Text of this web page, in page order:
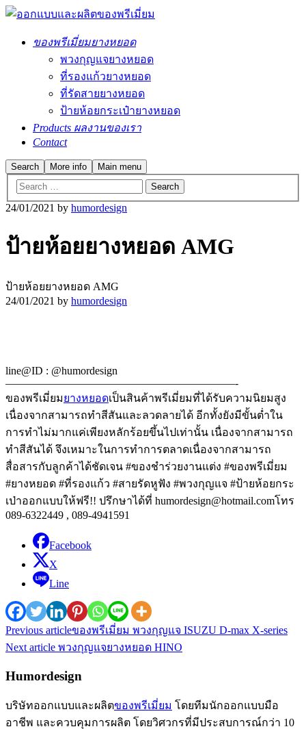
ของพรีเมี่ยมยางหยอด
พวงกุญแจยางหยอด
ที่รองแก้วยางหยอด
ที่รัดสายยางหยอด
ป้ายห้อยกระเป๋ายางหยอด
Products ผลงานของเรา
Contact
Search More info Main menu
24/01/2021 by humordesign
ป้ายห้อยยางหยอด AMG
ป้ายห้อยยางหยอด AMG
24/01/2021 by humordesign
line@ID : @humordesign
—————————————————————-
ของพรีเมี่ยมยางหยอดเป็นสินค้าพรีเมี่ยมที่ได้รับความนิยมสูง
เนื่องจากสามารถทำสีสันและลวดลายได้ อีกทั้งยังมีขั้นต่ำใน
การทำไม่มากแค่เพียงหลักร้อยขึ้นไปเท่านั้น เนื่องจากสามารถ
ทำสีสันได้ จึงเหมาะในการทำการตลาดเนื่องจากสามารถ
สื่อสารกับลูกค้าได้ชัดเจน #ของชำร่วยงานแต่ง #ของพรีเมี่ยม
#ยางหยอด #ที่รองแก้ว #สายรัดหูฟัง #พวงกุญแจ #ป้ายห้อยกระ
เป่าออกแบบให้ฟรี!! ปรึกษาได้ที่ humordesign@hotmail.comโทร
089-6322449 , 089-4941591
Facebook
X
Line
Previous articleของพรีเมี่ยม พวงกุญแจ ISUZU D-max X-series
Next article พวงกุญแจยางหยอด HINO
Humordesign
บริษัทออกแบบและผลิตของพรีเมี่ยม โดยทีมนักออกแบบมือ
อาชีพ และควบคุมการผลิต โดยวิศวกรที่มีประสบการณ์กว่า 10